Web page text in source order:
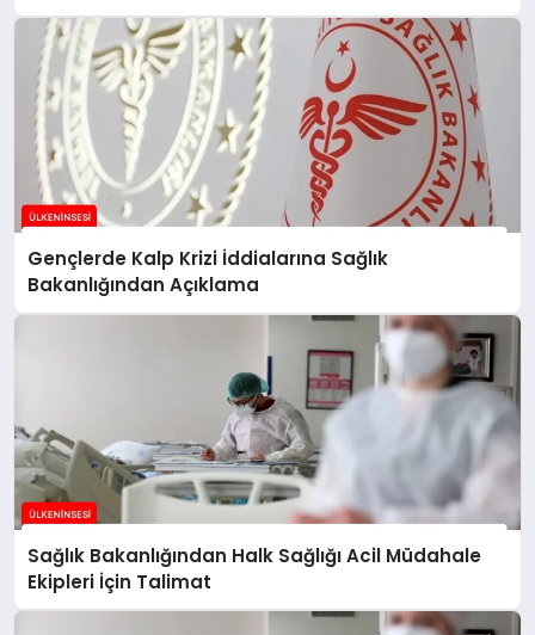
Gençlerde Kalp Krizi İddialarına Sağlık
Bakanlığından Açıklama
Sağlık Bakanlığından Halk Sağlığı Acil Müdahale
Ekipleri İçin Talimat